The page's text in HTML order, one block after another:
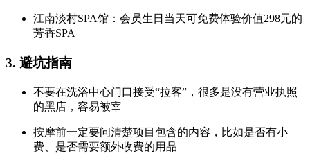
江南淡村SPA馆：会员生日当天可免费体验价值298元的
芳香SPA
3. 避坑指南
不要在洗浴中心门口接受“拉客”，很多是没有营业执照
的黑店，容易被宰
按摩前一定要问清楚项目包含的内容，比如是否有小
费、是否需要额外收费的用品